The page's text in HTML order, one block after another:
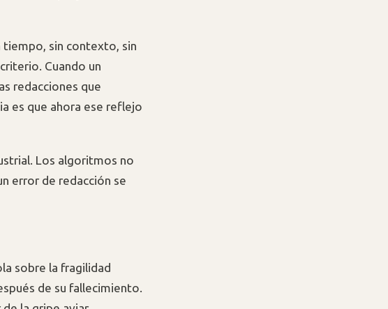
tiempo, sin contexto, sin
Cuando un
redacciones que
es que ahora ese reflejo
Los algoritmos no
error de redacción se
sobre la fragilidad
de su fallecimiento.